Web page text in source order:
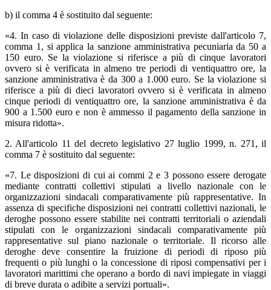
b) il comma 4 è sostituito dal seguente:
«4. In caso di violazione delle disposizioni previste dall'articolo 7,
comma 1, si applica la sanzione amministrativa pecuniaria da 50 a
150 euro. Se la violazione si riferisce a più di cinque lavoratori
ovvero si è verificata in almeno tre periodi di ventiquattro ore, la
sanzione amministrativa è da 300 a 1.000 euro. Se la violazione si
riferisce a più di dieci lavoratori ovvero si è verificata in almeno
cinque periodi di ventiquattro ore, la sanzione amministrativa è da
900 a 1.500 euro e non è ammesso il pagamento della sanzione in
misura ridotta».
2. All'articolo 11 del decreto legislativo 27 luglio 1999, n. 271, il
comma 7 è sostituito dal seguente:
«7. Le disposizioni di cui ai commi 2 e 3 possono essere derogate
mediante contratti collettivi stipulati a livello nazionale con le
organizzazioni sindacali comparativamente più rappresentative. In
assenza di specifiche disposizioni nei contratti collettivi nazionali, le
deroghe possono essere stabilite nei contratti territoriali o aziendali
stipulati con le organizzazioni sindacali comparativamente più
rappresentative sul piano nazionale o territoriale. Il ricorso alle
deroghe deve consentire la fruizione di periodi di riposo più
frequenti o più lunghi o la concessione di riposi compensativi per i
lavoratori marittimi che operano a bordo di navi impiegate in viaggi
di breve durata o adibite a servizi portuali».